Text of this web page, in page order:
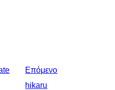
Επόμενο
hikaru